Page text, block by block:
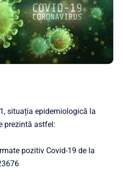
situația epidemiologică la
prezintă astfel:
pozitiv Covid-19 de la